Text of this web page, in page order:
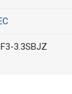
3.3SBJZ